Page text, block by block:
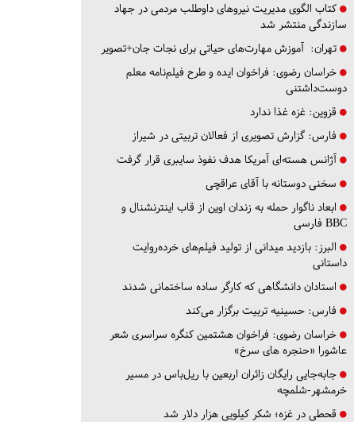
کتاب الگوی مدیریت نیروهای داوطلب مردمی در جهاد
سازندگی منتشر شد
تهران: آموزش مهارت‌های حیاتی برای نجات جان+تصویر
خراسان رضوی: فراخوان ایده و طرح فیلم‌نامه معلم
دوست‌داشتنی
قزوین: غزه غذا ندارد
فارس: گزارش تصویری از فعالان تربیتی در شیراز
آژانس هسته‌ای آمریکا هدف نفوذ سایبری قرار گرفت
سخنی دوستانه با آقای عراقچی
ابعاد ناگوار حمله به زندان اوین از قاب اینترنشنال و
BBC فارسی
البرز: بازدید میدانی از تولید فیلم‌های خرده‌روایت
داستانی
استادان دانشگاهی که کارگر ساده ساختمانی شدند
فارس: حسینیه تربیت برگزار می‌کند
خراسان رضوی: فراخوان هشتمین کنگره سراسری شعر
عاشورا «حنجره های سرخ»
جابه‌جایی رایگان زائران اربعین با ریل‌باس در مسیر
خرمشهر-شلمچه
قحطی در غزه؛ شکر کیلویی هزار دلار شد